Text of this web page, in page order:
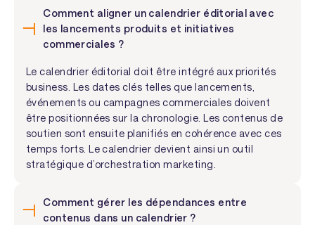
Comment aligner un calendrier éditorial avec
les lancements produits et initiatives
commerciales ?
Le calendrier éditorial doit être intégré aux priorités
business. Les dates clés telles que lancements,
événements ou campagnes commerciales doivent
être positionnées sur la chronologie. Les contenus de
soutien sont ensuite planifiés en cohérence avec ces
temps forts. Le calendrier devient ainsi un outil
stratégique d’orchestration marketing.
Comment gérer les dépendances entre
contenus dans un calendrier ?